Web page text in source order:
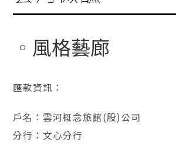
風格藝廊
匯款資訊：
戶名：雲河概念旅館(股)公司
分行：文心分行